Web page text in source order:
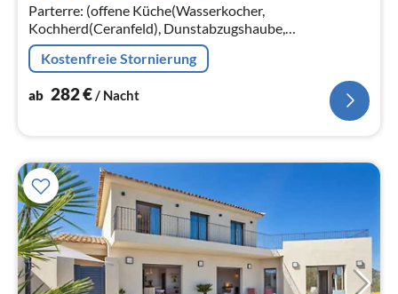
Parterre: (offene Küche(Wasserkocher,
Kochherd(Ceranfeld), Dunstabzugshaube,
Kaffeemaschine, Backofen, Mikrowelle, Spülmaschine,
Kühlschrank(amerikaner), Waschmaschine)
Kostenfreie Stornierung
ab 282€/ Nacht